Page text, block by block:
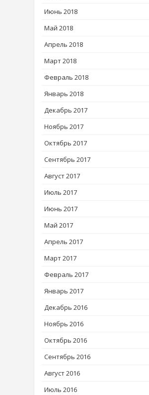
Июнь 2018
Май 2018
Апрель 2018
Март 2018
Февраль 2018
Январь 2018
Декабрь 2017
Ноябрь 2017
Октябрь 2017
Сентябрь 2017
Август 2017
Июль 2017
Июнь 2017
Май 2017
Апрель 2017
Март 2017
Февраль 2017
Январь 2017
Декабрь 2016
Ноябрь 2016
Октябрь 2016
Сентябрь 2016
Август 2016
Июль 2016